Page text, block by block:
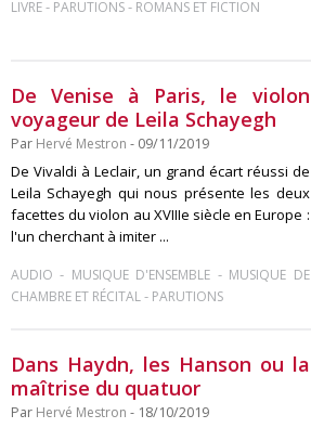
LIVRE- PARUTIONS- ROMANS ET FICTION
De Venise à Paris, le violon
voyageur de Leila Schayegh
Par Hervé Mestron - 09/11/2019
De Vivaldi à Leclair, un grand écart réussi de
Leila Schayegh qui nous présente les deux
facettes du violon au XVIIIe siècle en Europe :
l'un cherchant à imiter ...
AUDIO - MUSIQUE D'ENSEMBLE - MUSIQUE DE
CHAMBRE ET RÉCITAL- PARUTIONS
Dans Haydn, les Hanson ou la
maîtrise du quatuor
Par Hervé Mestron - 18/10/2019